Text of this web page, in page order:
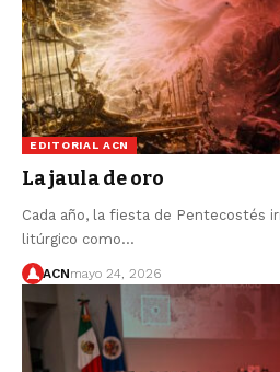
EDITORIAL ACN
La jaula de oro
Cada año, la fiesta de Pentecostés
litúrgico como…
ACNmayo 24, 2026